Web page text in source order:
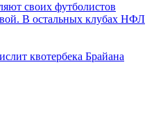
своих футболистов
В остальных клубах НФЛ
квотербека Брайана